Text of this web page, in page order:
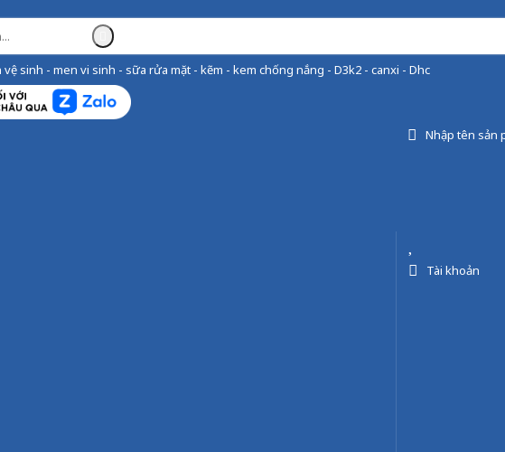
vệ sinh - men vi sinh - sữa rửa mặt - kẽm - kem chống nắng - D3k2 - canxi - Dhc
Nhập tên sản
Tài khoản